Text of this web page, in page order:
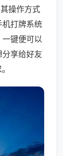
操作方式
机打牌系统
键便可以
享给好友